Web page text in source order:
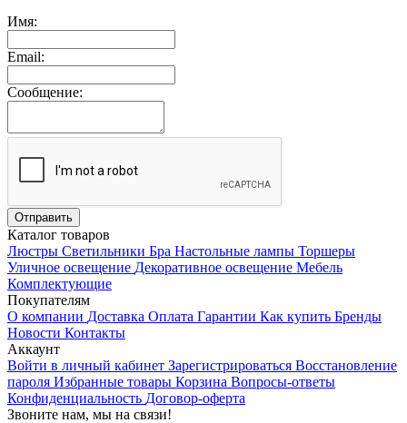
Имя:
Email:
Сообщение:
Каталог товаров
Люстры Светильники Бра Настольные лампы Торшеры
Уличное освещение Декоративное освещение Мебель
Комплектующие
Покупателям
О компании Доставка Оплата Гарантии Как купить Бренды
Новости Контакты
Аккаунт
Войти в личный кабинет Зарегистрироваться Восстановление
пароля Избранные товары Корзина Вопросы-ответы
Конфиденциальность Договор-оферта
Звоните нам, мы на связи!